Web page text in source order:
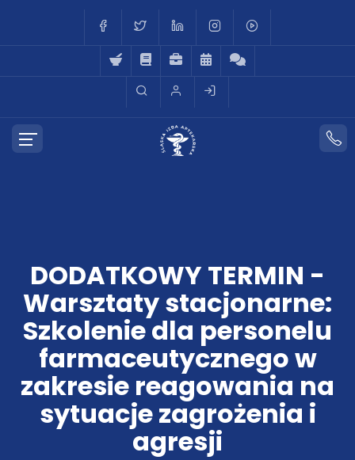
DODATKOWY TERMIN -
Warsztaty stacjonarne:
Szkolenie dla personelu
farmaceutycznego w
zakresie reagowania na
sytuacje zagrożenia i
agresji